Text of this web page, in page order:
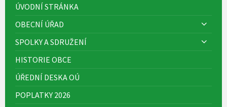
ÚVODNÍ STRÁNKA
OBECNÍ ÚŘAD
SPOLKY A SDRUŽENÍ
HISTORIE OBCE
ÚŘEDNÍ DESKA OÚ
POPLATKY 2026